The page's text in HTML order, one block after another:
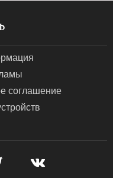
соглашение